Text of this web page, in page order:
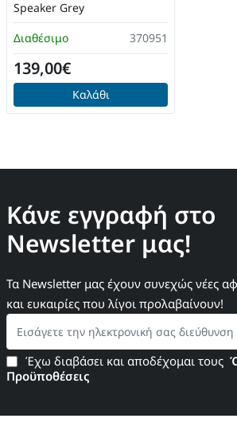
Διαθέσιμο 370951
Speaker Grey
139,00€
Καλάθι
Κάνε εγγραφή στο
Newsletter μας!
Τα Newsletter μας έχουν συνεχώς νέες
και ευκαιρίες που λίγοι προλαβαίνουν!
Εισάγετε
την
ηλεκτρονική
σας
διεύθυνση
Έχω διαβάσει και αποδέχομαι τους
Προϋποθέσεις